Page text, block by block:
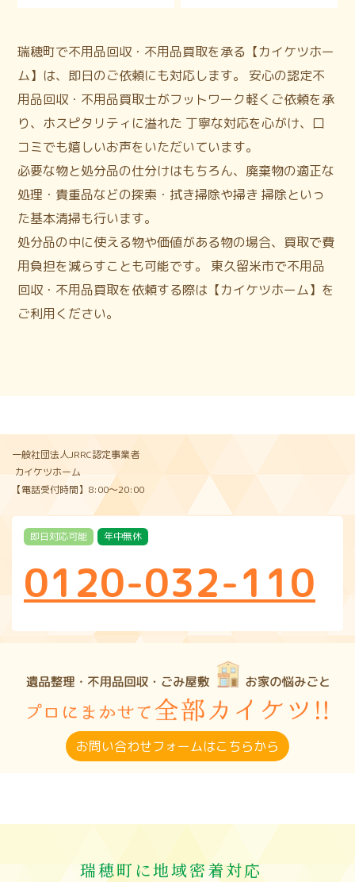
瑞穂町で不用品回収・不用品買取を承る【カイケツホー
ム】は、即日のご依頼にも対応します。 安心の認定不
用品回収・不用品買取士がフットワーク軽くご依頼を承
り、ホスピタリティに溢れた 丁寧な対応を心がけ、口
コミでも嬉しいお声をいただいています。
必要な物と処分品の仕分けはもちろん、廃棄物の適正な
処理・貴重品などの探索・拭き掃除や掃き 掃除といっ
た基本清掃も行います。
処分品の中に使える物や価値がある物の場合、買取で費
用負担を減らすことも可能です。 東久留米市で不用品
回収・不用品買取を依頼する際は【カイケツホーム】を
ご利用ください。
一般社団法人JRRC認定事業者
カイケツホーム
【電話受付時間】8:00〜20:00
即日対応可能 年中無休
0120-032-110
お問い合わせフォームはこちらから
瑞穂町に地域密着対応